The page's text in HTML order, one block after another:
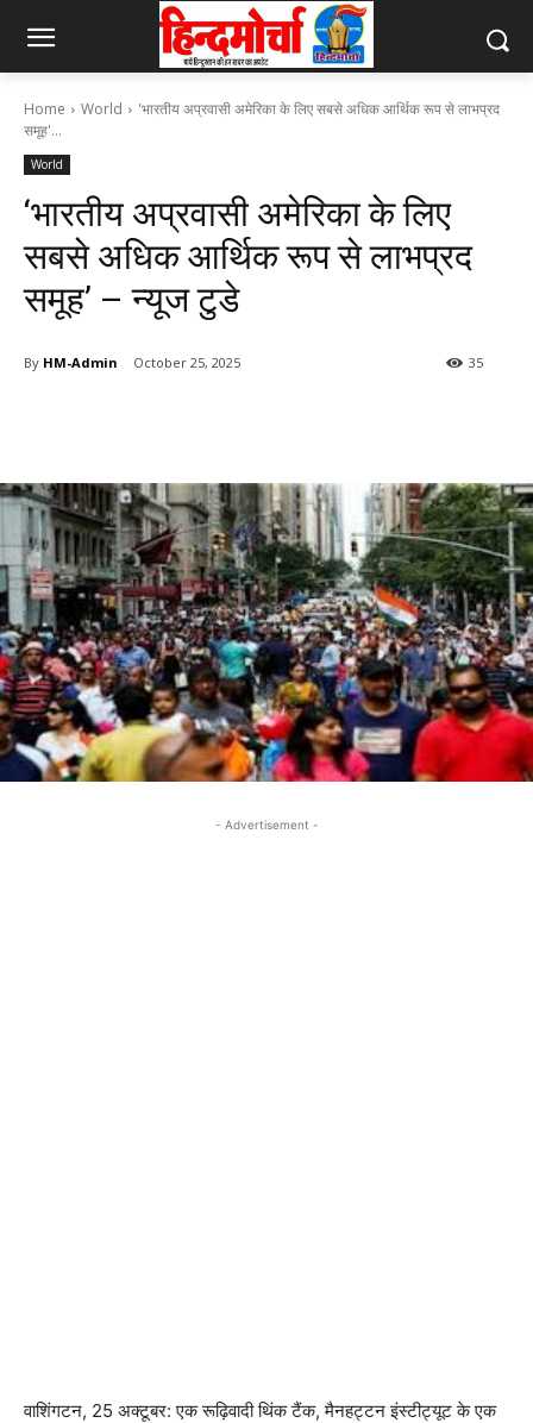
Home World
'भारतीय अप्रवासी अमेरिका के लिए सबसे अधिक आर्थिक रूप से लाभप्रद
समूह'...
World
‘भारतीय अप्रवासी अमेरिका के लिए
सबसे अधिक आर्थिक रूप से लाभप्रद
समूह’ – न्यूज टुडे
By HM-Admin October 25, 2025 35
- Advertisement -
वाशिंगटन, 25 अक्टूबर: एक रूढ़िवादी थिंक टैंक, मैनहट्टन इंस्टीट्यूट के एक